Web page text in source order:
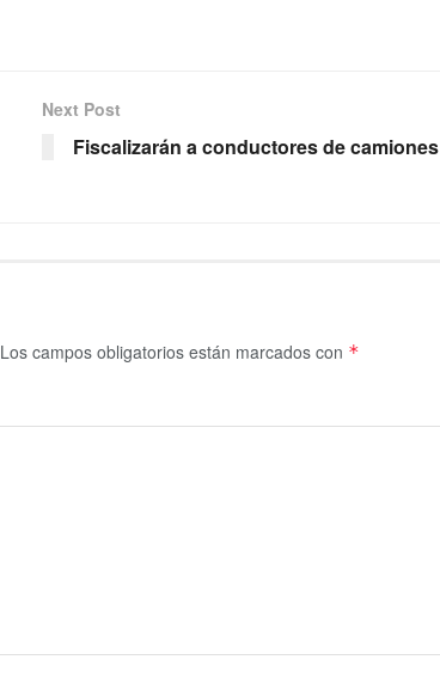
Next Post
Fiscalizarán a conductores de camiones
Los campos obligatorios están marcados con *